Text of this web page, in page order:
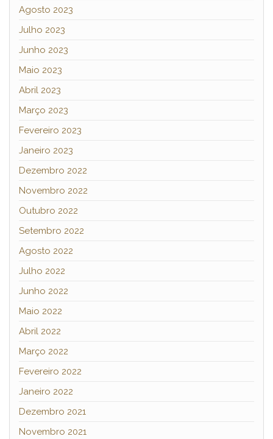
Agosto 2023
Julho 2023
Junho 2023
Maio 2023
Abril 2023
Março 2023
Fevereiro 2023
Janeiro 2023
Dezembro 2022
Novembro 2022
Outubro 2022
Setembro 2022
Agosto 2022
Julho 2022
Junho 2022
Maio 2022
Abril 2022
Março 2022
Fevereiro 2022
Janeiro 2022
Dezembro 2021
Novembro 2021